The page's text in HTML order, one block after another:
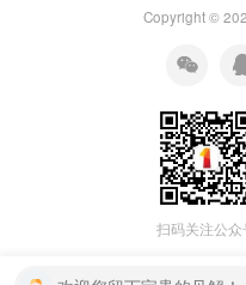
Copyright ©
扫码关注公众